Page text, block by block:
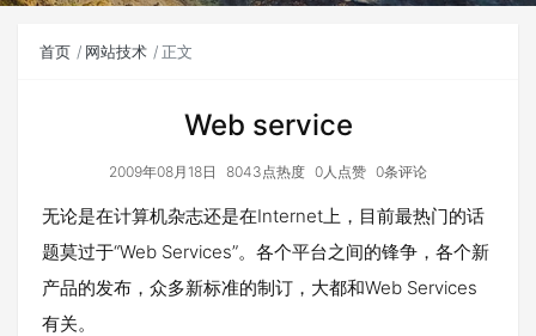
首页 网站技术 正文
Web service
2009年08月18日 8043点热度 0人点赞 0条评论
无论是在计算机杂志还是在Internet上，目前最热门的话
题莫过于“Web Services”。各个平台之间的锋争，各个新
产品的发布，众多新标准的制订，大都和Web Services
有关。